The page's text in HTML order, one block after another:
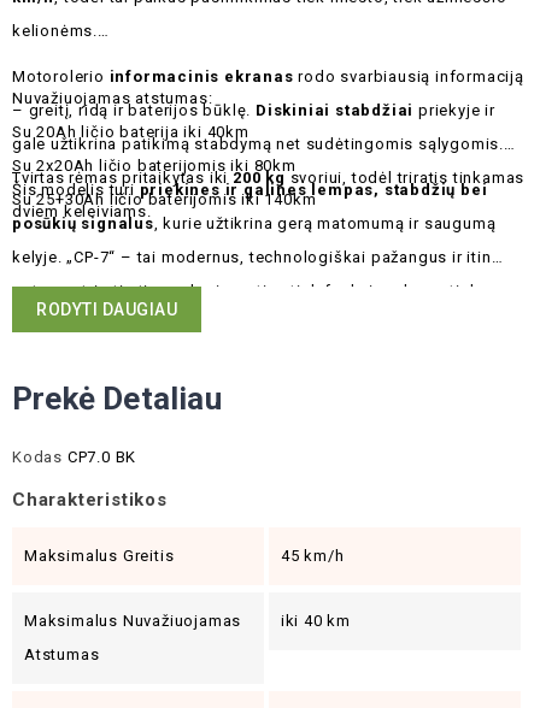
kelionėms.
Nuvažiuojamas atstumas:
Su 20Ah ličio baterija iki 40km
Su 2x20Ah ličio baterijomis iki 80km
Su 25+30Ah ličio baterijomis iki 140km
Motorolerio informacinis ekranas rodo svarbiausią informaciją
– greitį, ridą ir baterijos būklę. Diskiniai stabdžiai priekyje ir
gale užtikrina patikimą stabdymą net sudėtingomis sąlygomis.
Tvirtas rėmas pritaikytas iki 200 kg svoriui, todėl triratis tinkamas
dviem keleiviams.
Šis modelis turi priekines ir galines lempas, stabdžių bei
posūkių signalus , kurie užtikrina gerą matomumą ir saugumą
kelyje. „CP-7“ – tai modernus, technologiškai pažangus ir itin
patogus triratis tiems, kurie vertina tiek funkcionalumą, tiek
RODYTI DAUGIAU
Prekė Detaliau
Kodas CP7.0 BK
Charakteristikos
Maksimalus Greitis 45 km/h
Maksimalus Nuvažiuojamas
Atstumas
iki 40 km